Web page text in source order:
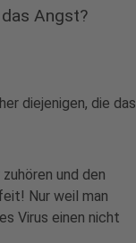
Angst?
diejenigen, die das
und den
Nur weil man
Virus einen nicht